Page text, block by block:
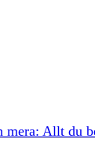
mera: Allt du